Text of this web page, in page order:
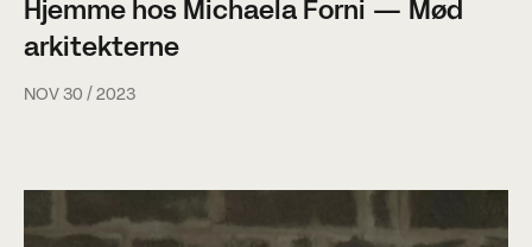
Hjemme hos Michaela Forni — Mød
arkitekterne
NOV 30 / 2023